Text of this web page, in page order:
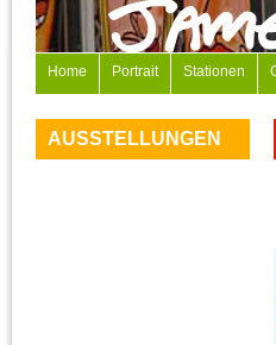
Home Portrait Stationen
AUSSTELLUNGEN